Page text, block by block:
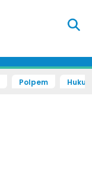
Polpem